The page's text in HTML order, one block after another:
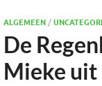
ALGEMEEN/
De
Mieke uit